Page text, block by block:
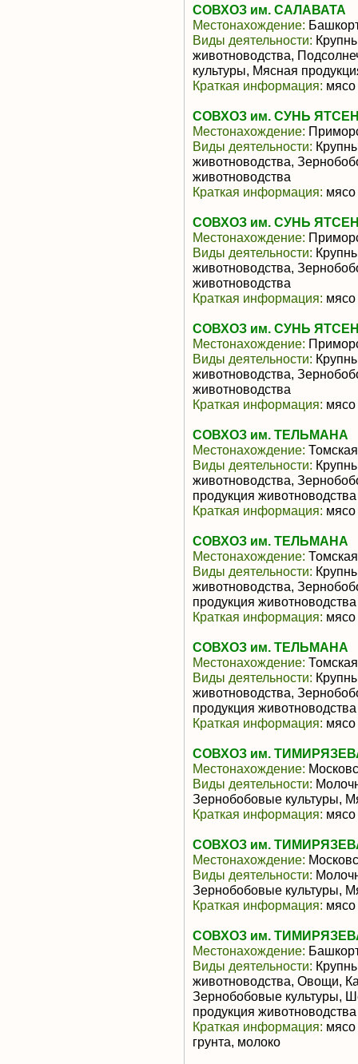
СОВХОЗ им. САЛАВАТА
Местонахождение:
Виды деятельности:
животноводства,
культуры, Мясная
Краткая информация: мясо
СОВХОЗ им. СУНЬ
Местонахождение:
Виды деятельности:
животноводства,
животноводства
Краткая информация: мясо
СОВХОЗ им. СУНЬ
Местонахождение:
Виды деятельности:
животноводства,
животноводства
Краткая информация: мясо
СОВХОЗ им. СУНЬ
Местонахождение:
Виды деятельности:
животноводства,
животноводства
Краткая информация: мясо
СОВХОЗ им. ТЕЛЬМАНА
Местонахождение:
Виды деятельности:
животноводства,
продукция животноводства
Краткая информация: мясо
СОВХОЗ им. ТЕЛЬМАНА
Местонахождение:
Виды деятельности:
животноводства,
продукция животноводства
Краткая информация: мясо
СОВХОЗ им. ТЕЛЬМАНА
Местонахождение:
Виды деятельности:
животноводства,
продукция животноводства
Краткая информация: мясо
СОВХОЗ им.
Местонахождение:
Виды деятельности:
Зернобобовые культуры,
Краткая информация: мясо
СОВХОЗ им.
Местонахождение:
Виды деятельности:
Зернобобовые культуры,
Краткая информация: мясо
СОВХОЗ им.
Местонахождение:
Виды деятельности:
животноводства, Овощи,
Зернобобовые культуры,
продукция животноводства
Краткая информация: мясо
грунта, молоко